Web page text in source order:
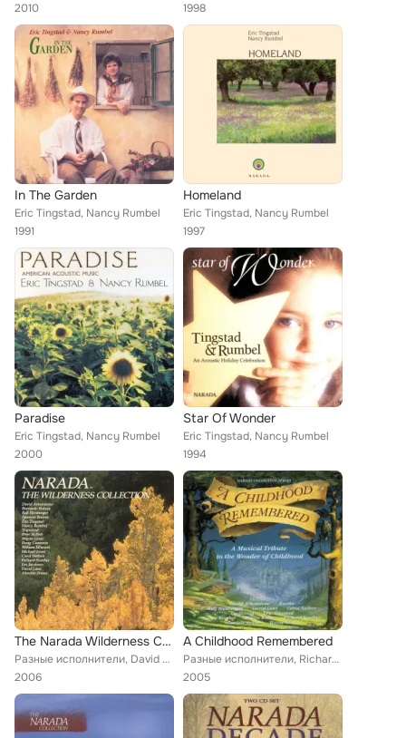
2010
1998
In The Garden
Eric Tingstad, Nancy Rumbel
1991
Homeland
Eric Tingstad, Nancy Rumbel
1997
Paradise
Eric Tingstad, Nancy Rumbel
2000
Star Of Wonder
Eric Tingstad, Nancy Rumbel
1994
The Narada Wilderness Collection
Разные исполнители, David Arkenstone, Bernardo Rubaja, Ralf Illenberger, Spencer Brewer, Eric Tingstad, Nancy Rumbel, Peter Buff...
2006
A Childhood Remembered
Разные исполнители, Richard Souther, Alasdair Fraser, Martin Kolbe, Eric Tingstad, Wayne Gratz, David Arkenstone, Ralf Illenberg...
2005